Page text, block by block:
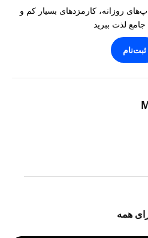
روزانه، کارمزدهای بسیار کم و
جامع لذت ببرید
ثبت‌نام